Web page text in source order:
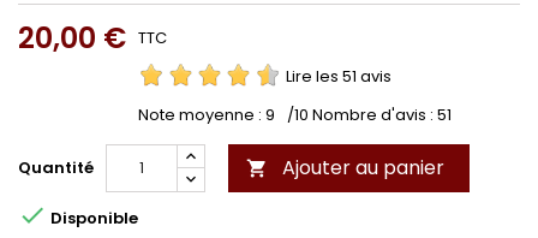
20,00 € TTC
Lire les 51 avis
Note moyenne : 9 /10 Nombre d'avis : 51
Quantité  Ajouter au panier
 Disponible